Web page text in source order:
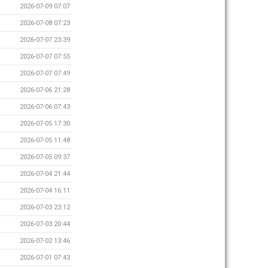
2026-07-09 07:07
2026-07-08 07:23
2026-07-07 23:39
2026-07-07 07:55
2026-07-07 07:49
2026-07-06 21:28
2026-07-06 07:43
2026-07-05 17:30
2026-07-05 11:48
2026-07-05 09:37
2026-07-04 21:44
2026-07-04 16:11
2026-07-03 23:12
2026-07-03 20:44
2026-07-02 13:46
2026-07-01 07:43